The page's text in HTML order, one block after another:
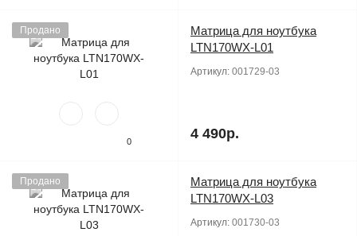
Продано
0
Матрица для ноутбука
LTN170WX-L01
Артикул: 001729-03
4 490р.
Продано
Матрица для ноутбука
LTN170WX-L03
Артикул: 001730-03